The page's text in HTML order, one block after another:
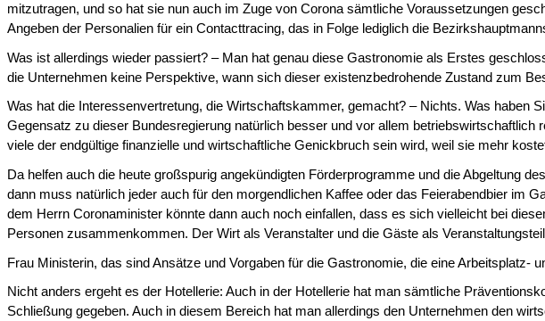
mitzutragen, und so hat sie nun auch im Zuge von Corona sämtliche Voraussetzungen
Angeben der Personalien für ein Contacttracing, das in Folge lediglich die
Was ist allerdings wieder passiert? – Man hat genau diese Gastronomie als Erstes
die Unternehmen keine Perspektive, wann sich dieser existenzbedrohende Zustand zum
Was hat die Interessenvertretung, die Wirtschaftskammer, gemacht? – Nichts. Was
Gegensatz zu dieser Bundesregierung natürlich besser und vor allem
viele der endgültige finanzielle und wirt­schaftliche Genickbruch sein wird, weil sie mehr
Da helfen auch die heute großspurig angekündigten Förderprogramme und die Abgel­tung
dann muss natürlich jeder auch für den morgendlichen Kaffee oder das Feierabendbier im
dem Herrn Coronaminis­ter könnte dann auch noch einfallen, dass es sich vielleicht bei
Personen zusammenkommen. Der Wirt als Veranstalter und die Gäste als
Frau Ministerin, das sind Ansätze und Vorgaben für die Gastronomie, die eine Arbeits­platz-
Nicht anders ergeht es der Hotellerie: Auch in der Hotellerie hat man sämtliche
Schließung gegeben. Auch in diesem Bereich hat man aller­dings den Unternehmen den